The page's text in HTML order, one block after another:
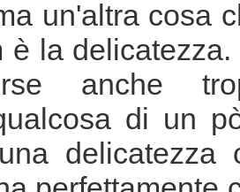
un'altra cosa
è la
anche
di un
delicatezza